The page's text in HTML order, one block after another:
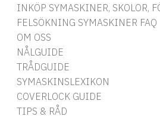
INKÖP SYMASKINER, SKOLOR,
FELSÖKNING SYMASKINER FAQ
OM OSS
NÅLGUIDE
TRÅDGUIDE
SYMASKINSLEXIKON
COVERLOCK GUIDE
TIPS & RÅD